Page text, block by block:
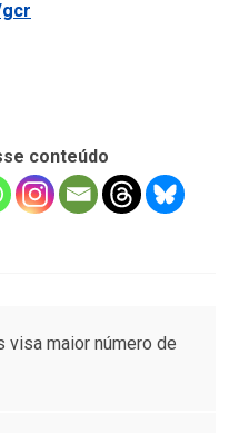
conteúdo
maior número de